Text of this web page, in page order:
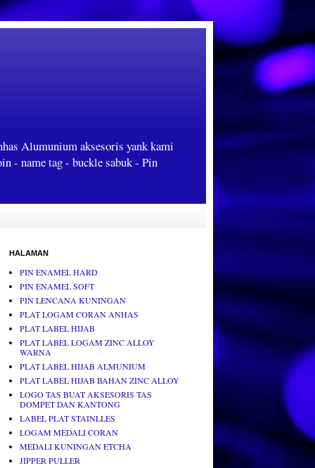
Alumunium aksesoris yank kami
- name tag - buckle sabuk - Pin
HALAMAN
PIN ENAMEL HARD
PIN ENAMEL SOFT
PIN LENCANA KUNINGAN
PLAT LOGAM CORAN ANHAS
PLAT LABEL HIJAB
PLAT LABEL LOGAM ZINC ALLOY
WARNA
PLAT LABEL HIJAB ALMUNIUM
PLAT LABEL HIJAB BAHAN ZINC ALLOY
LOGO TAS BUAT AKSESORIS TAS
DOMPET DAN KANTONG
LABEL PLAT STAINLLES
LOGAM MEDALI CORAN
MEDALI KUNINGAN ETCHA
JIPPER PULLER